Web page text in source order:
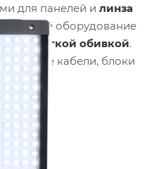
для панелей и линза
Всё оборудование
с мягкой обивкой.
кабели, блоки